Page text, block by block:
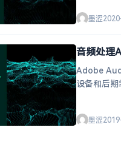
墨涩
音频处理
Adobe
设备和后
墨涩